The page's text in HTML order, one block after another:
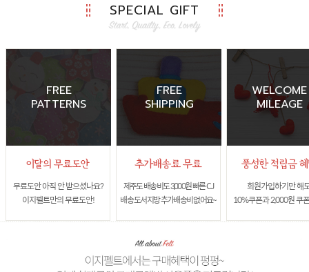
SPECIAL GIFT
FREE
PATTERNS
무료도안 아직 안 받으셨나요?
이지펠트만의 무료도안!
FREE
SHIPPING
제주도 배송비도 3,000원 빠른 CJ
배송 도서지방 추가배송비 없어요~
WELCOME
MILEAGE
회원가입하기만 해
10%쿠폰과 2,000원 쿠